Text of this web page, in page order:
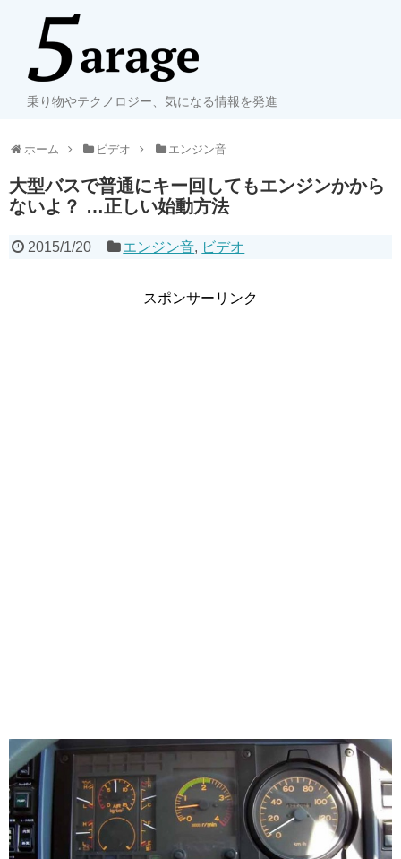
乗り物やテクノロジー、気になる情報を発進
ホーム ビデオ エンジン音
大型バスで普通にキー回してもエンジンかから
ないよ？ …正しい始動方法
2015/1/20 エンジン音, ビデオ
スポンサーリンク